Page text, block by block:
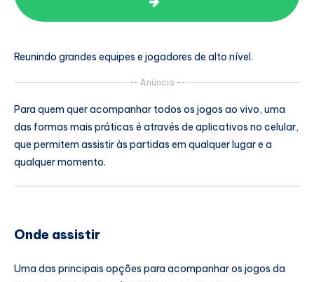
Reunindo grandes equipes e jogadores de alto nível.
-- Anúncio --
Para quem quer acompanhar todos os jogos ao vivo, uma
das formas mais práticas é através de aplicativos no celular,
que permitem assistir às partidas em qualquer lugar e a
qualquer momento.
Onde assistir
Uma das principais opções para acompanhar os jogos da